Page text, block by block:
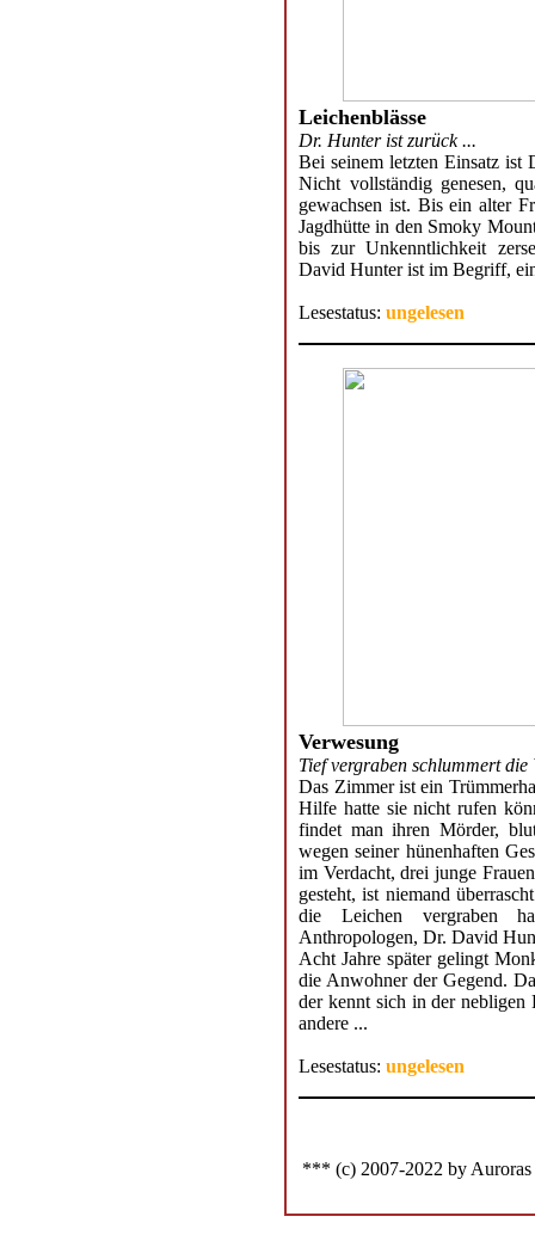
Leichenblässe
Dr. Hunter ist zurück ...
Bei seinem letzten Einsatz ist
Nicht vollständig genesen,
gewachsen ist. Bis ein alter
Jagdhütte in den Smoky
bis zur Unkenntlichkeit
David Hunter ist im Begriff,
Lesestatus:ungelesen
Verwesung
Tief vergraben schlummert die
Das Zimmer ist ein
Hilfe hatte sie nicht rufen
findet man ihren Mörder,
wegen seiner hünenhaften
im Verdacht, drei junge
gesteht, ist niemand
die Leichen vergraben
Anthropologen, Dr. David
Acht Jahre später gelingt
die Anwohner der Gegend.
der kennt sich in der nebligen
andere ...
Lesestatus:ungelesen
*** (c) 2007-2022 by